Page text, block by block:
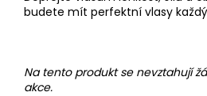
budete mít perfektní vlasy
Na tento produkt se nevztahují
akce.